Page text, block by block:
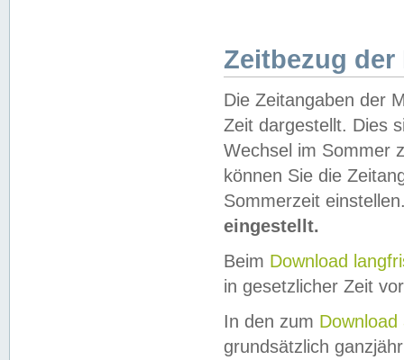
Zeitbezug der
Die Zeitangaben der
Zeit dargestellt. Dies
Wechsel im Sommer
können Sie die
Sommerzeit
eingestellt.
Beim Download
in gesetzlicher Zeit
In den zum Download
grundsätzlich